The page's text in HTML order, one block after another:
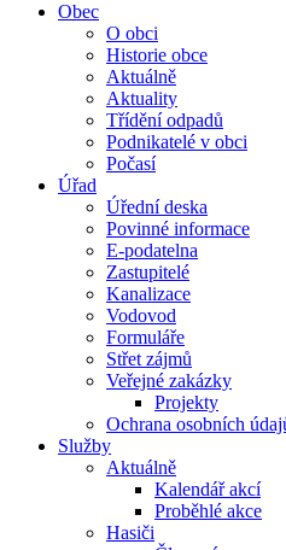
Obec
O obci
Historie obce
Aktuálně
Aktuality
Třídění odpadů
Podnikatelé v obci
Počasí
Úřad
Úřední deska
Povinné informace
E-podatelna
Zastupitelé
Kanalizace
Vodovod
Formuláře
Střet zájmů
Veřejné zakázky
Projekty
Ochrana osobních
Služby
Aktuálně
Kalendář akcí
Proběhlé akce
Hasiči